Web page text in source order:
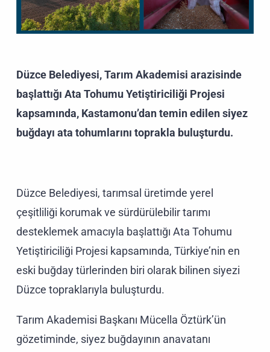
Düzce Belediyesi, Tarım Akademisi arazisinde
başlattığı Ata Tohumu Yetiştiriciliği Projesi
kapsamında, Kastamonu’dan temin edilen siyez
buğdayı ata tohumlarını toprakla buluşturdu.
Düzce Belediyesi, tarımsal üretimde yerel
çeşitliliği korumak ve sürdürülebilir tarımı
desteklemek amacıyla başlattığı Ata Tohumu
Yetiştiriciliği Projesi kapsamında, Türkiye’nin en
eski buğday türlerinden biri olarak bilinen siyezi
Düzce topraklarıyla buluşturdu.
Tarım Akademisi Başkanı Mücella Öztürk’ün
gözetiminde, siyez buğdayının anavatanı